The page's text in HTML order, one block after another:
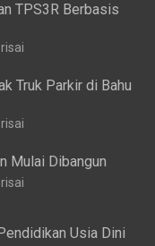
TPS3R Berbasis
Truk Parkir di Bahu
Mulai Dibangun
Usia Dini